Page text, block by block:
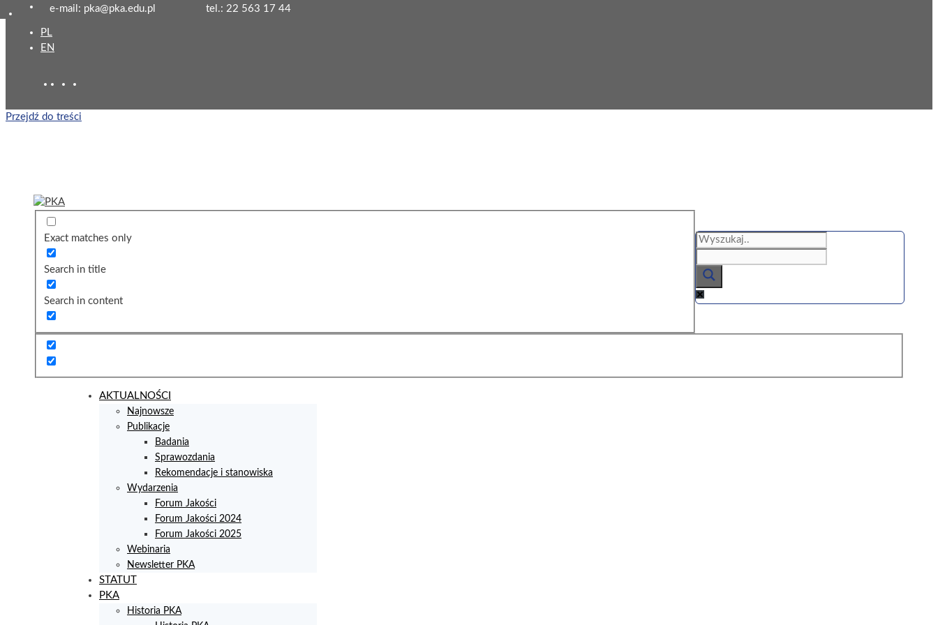
e-mail: pka@pka.edu.pl tel.: 22 563 17 44
PL
EN
Przejdź do treści
Exact matches only
Search in title
Search in content
AKTUALNOŚCI
Najnowsze
Publikacje
Badania
Sprawozdania
Rekomendacje i stanowiska
Wydarzenia
Forum Jakości
Forum Jakości 2024
Forum Jakości 2025
Webinaria
Newsletter PKA
STATUT
PKA
Historia PKA